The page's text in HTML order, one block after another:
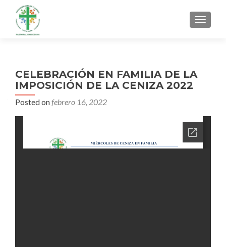
MENU
CELEBRACIÓN EN FAMILIA DE LA
IMPOSICIÓN DE LA CENIZA 2022
Posted onfebrero 16, 2022